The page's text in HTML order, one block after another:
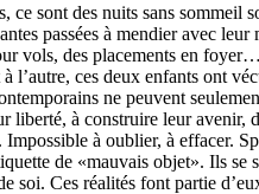
sont des nuits sans sommeil
passées à mendier avec
vols, des placements en
l’autre, ces deux enfants ont
ne peuvent
à construire leur avenir,
à oublier, à effacer.
de «mauvais objet». Ils se
soi. Ces réalités font partie